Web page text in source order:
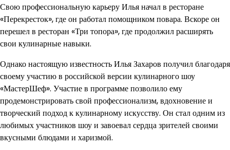
Свою профессиональную карьеру Илья начал в ресторане
«Перекресток», где он работал помощником повара. Вскоре он
перешел в ресторан «Три топора», где продолжил расширять
свои кулинарные навыки.
Однако настоящую известность Илья Захаров получил благодаря
своему участию в российской версии кулинарного шоу
«МастерШеф». Участие в программе позволило ему
продемонстрировать свой профессионализм, вдохновение и
творческий подход к кулинарному искусству. Он стал одним из
любимых участников шоу и завоевал сердца зрителей своими
вкусными блюдами и харизмой.